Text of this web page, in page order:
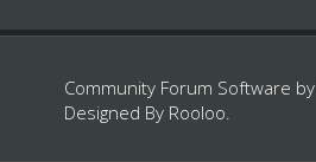
Community Forum Software by
Designed By Rooloo.